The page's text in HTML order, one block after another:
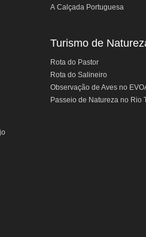
A Calçada Portuguesa
Turismo de
Rota do Pastor
Rota do Salineiro
Observação de Aves no
Passeio de Natureza no Rio